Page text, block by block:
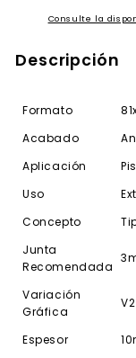
Consulte la
Descripción
Formato
Acabado
Aplicación
Uso
Concepto
Junta
Recomendada
Variación
Gráfica
V2
Espesor